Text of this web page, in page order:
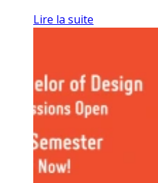
Lire la suite